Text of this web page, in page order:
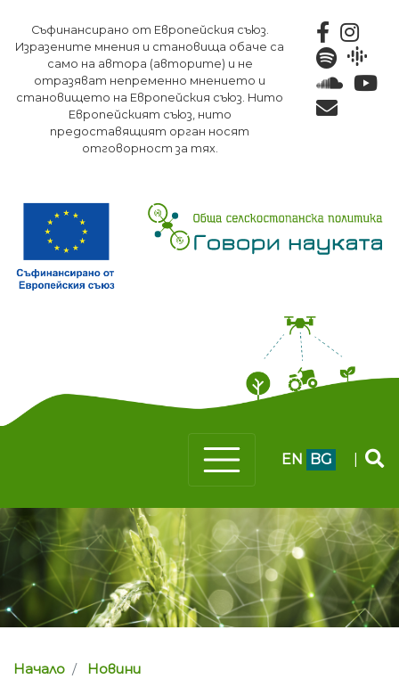
към
основното
съдържание
Съфинансирано от Европейския съюз.
Изразените мнения и становища обаче са
само на автора (авторите) и не
отразяват непременно мнението и
становището на Европейския съюз. Нито
Европейският съюз, нито
предоставящият орган носят
отговорност за тях.
EN BG
Начало
Новини